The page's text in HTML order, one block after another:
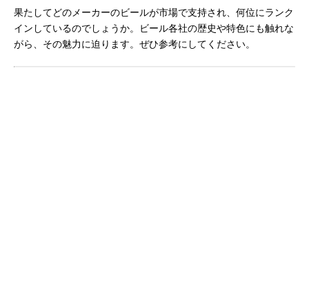
果たしてどのメーカーのビールが市場で支持され、何位にランク
インしているのでしょうか。ビール各社の歴史や特色にも触れな
がら、その魅力に迫ります。ぜひ参考にしてください。